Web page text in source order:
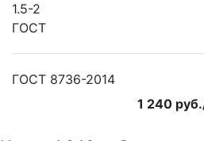
1.5-2
ГОСТ
ГОСТ 8736-2014
1 240